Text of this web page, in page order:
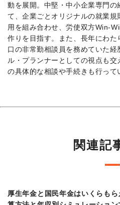
動を展開。中堅・中小企業専門の
て、企業ごとオリジナルの就業
用を組み合わせ、労使双方Win-
作りを目指す。また、長年にわ
口の非常勤相談員を務めていた
ル・プランナーとしての視点も
の具体的な相談や手続きも行って
関連記
厚生年金と国民年金はいくらも